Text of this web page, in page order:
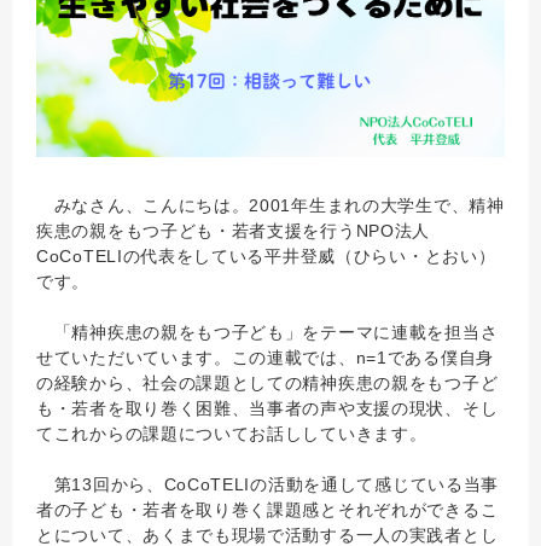
みなさん、こんにちは。2001年生まれの大学生で、精神
疾患の親をもつ子ども・若者支援を行うNPO法人
CoCoTELIの代表をしている平井登威（ひらい・とおい）
です。
「精神疾患の親をもつ子ども」をテーマに連載を担当さ
せていただいています。この連載では、n=1である僕自身
の経験から、社会の課題としての精神疾患の親をもつ子ど
も・若者を取り巻く困難、当事者の声や支援の現状、そし
てこれからの課題についてお話ししていきます。
第13回から、CoCoTELIの活動を通して感じている当事
者の子ども・若者を取り巻く課題感とそれぞれができるこ
とについて、あくまでも現場で活動する一人の実践者とし